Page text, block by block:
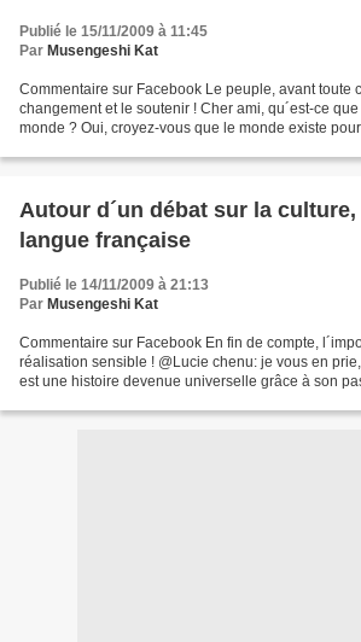
Publié le 15/11/2009 à 11:45
Par Musengeshi Kat
Commentaire sur Facebook Le peuple, avant toute
changement et le soutenir ! Cher ami, qu´est-ce
monde ? Oui, croyez-vous que le monde existe
Autour d´un débat sur la
langue française
Publié le 14/11/2009 à 21:13
Par Musengeshi Kat
Commentaire sur Facebook En fin de compte,
réalisation sensible ! @Lucie chenu: je vous en
est une histoire devenue universelle grâce à son